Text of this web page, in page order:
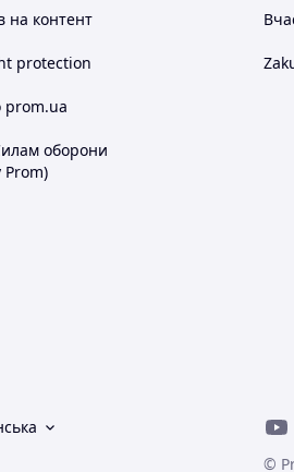
на контент
protection
prom.ua
оборони
Prom)
©